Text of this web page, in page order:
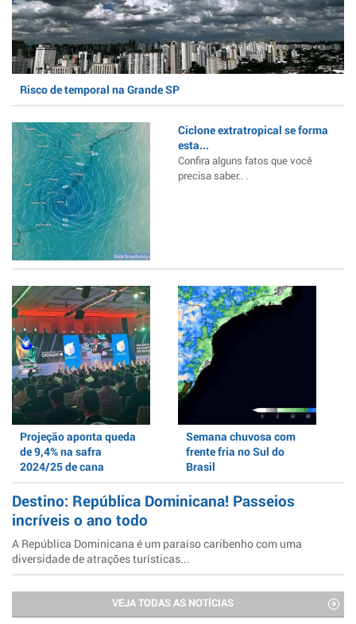
Risco de temporal na Grande SP
Ciclone extratropical se forma
esta...
Confira alguns fatos que você
precisa saber.. .
Projeção aponta queda
de 9,4% na safra
2024/25 de cana
Semana chuvosa com
frente fria no Sul do
Brasil
Destino: República Dominicana! Passeios
incríveis o ano todo
A República Dominicana é um paraíso caribenho com uma
diversidade de atrações turísticas...
VEJA TODAS AS NOTÍCIAS